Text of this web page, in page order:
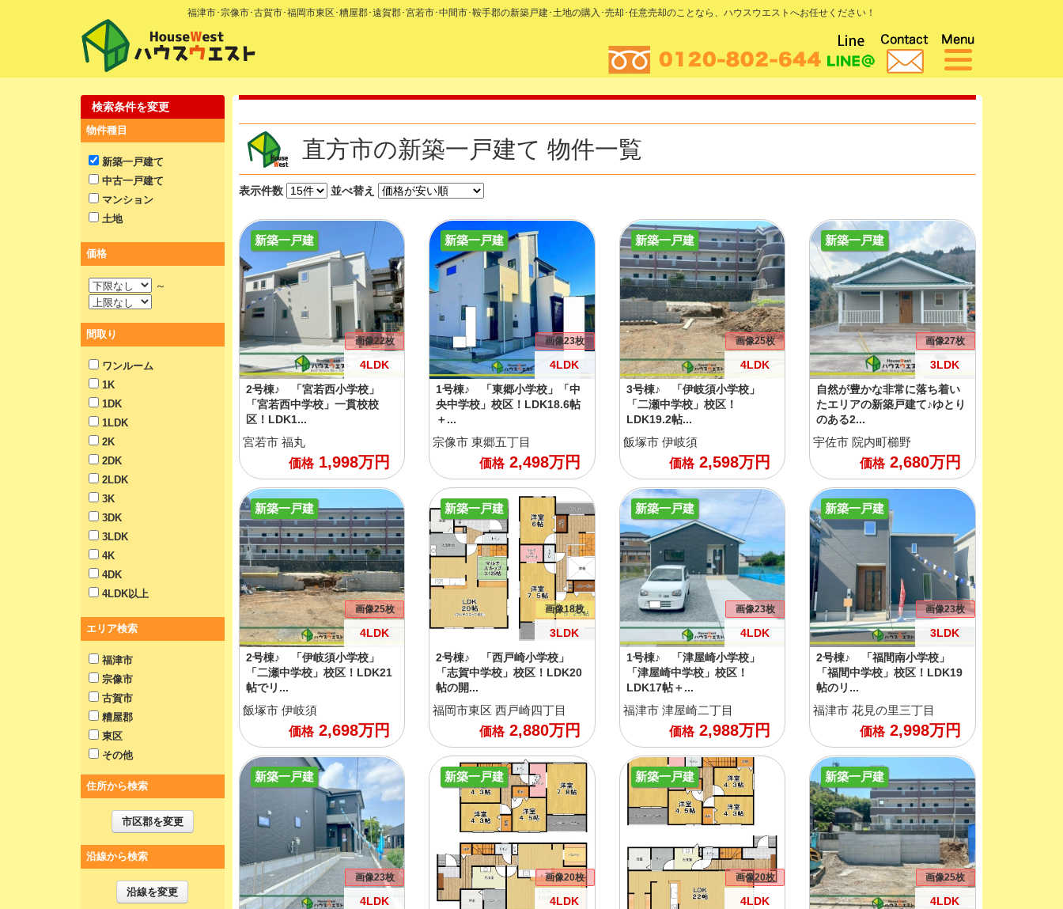
福津市･宗像市･古賀市･福岡市東区･糟屋郡･遠賀郡･宮若市･中間市･鞍手郡の新築戸建･土地の購入･売却･任意売却のことなら、ハウスウエストへお任せください！
検索条件を変更
物件種目
新築一戸建て
中古一戸建て
マンション
土地
価格
～
間取り
ワンルーム
1K
1DK
1LDK
2K
2DK
2LDK
3K
3DK
3LDK
4K
4DK
4LDK以上
エリア検索
福津市
宗像市
古賀市
糟屋郡
東区
その他
住所から検索
市区郡を変更
沿線から検索
沿線を変更
直方市の新築一戸建て 物件一覧
表示件数 並べ替え
新築一戸建
4LDK
画像22枚
2号棟♪ 「宮若西小学校」
「宮若西中学校」一貫校校
区！LDK1...
宮若市 福丸
価格1,998万円
新築一戸建
4LDK
画像23枚
1号棟♪ 「東郷小学校」「中
央中学校」校区！LDK18.6帖
＋...
宗像市 東郷五丁目
価格2,498万円
新築一戸建
4LDK
画像25枚
3号棟♪ 「伊岐須小学校」
「二瀬中学校」校区！
LDK19.2帖...
飯塚市 伊岐須
価格2,598万円
新築一戸建
3LDK
画像27枚
自然が豊かな非常に落ち着い
たエリアの新築戸建て♪ゆとり
のある2...
宇佐市 院内町櫛野
価格2,680万円
新築一戸建
4LDK
画像25枚
2号棟♪ 「伊岐須小学校」
「二瀬中学校」校区！LDK21
帖でリ...
飯塚市 伊岐須
価格2,698万円
新築一戸建
3LDK
画像18枚
2号棟♪ 「西戸崎小学校」
「志賀中学校」校区！LDK20
帖の開...
福岡市東区 西戸崎四丁目
価格2,880万円
新築一戸建
4LDK
画像23枚
1号棟♪ 「津屋崎小学校」
「津屋崎中学校」校区！
LDK17帖＋...
福津市 津屋崎二丁目
価格2,988万円
新築一戸建
3LDK
画像23枚
2号棟♪ 「福間南小学校」
「福間中学校」校区！LDK19
帖のリ...
福津市 花見の里三丁目
価格2,998万円
新築一戸建
4LDK
画像23枚
新築一戸建
4LDK
画像20枚
新築一戸建
4LDK
画像20枚
新築一戸建
4LDK
画像25枚